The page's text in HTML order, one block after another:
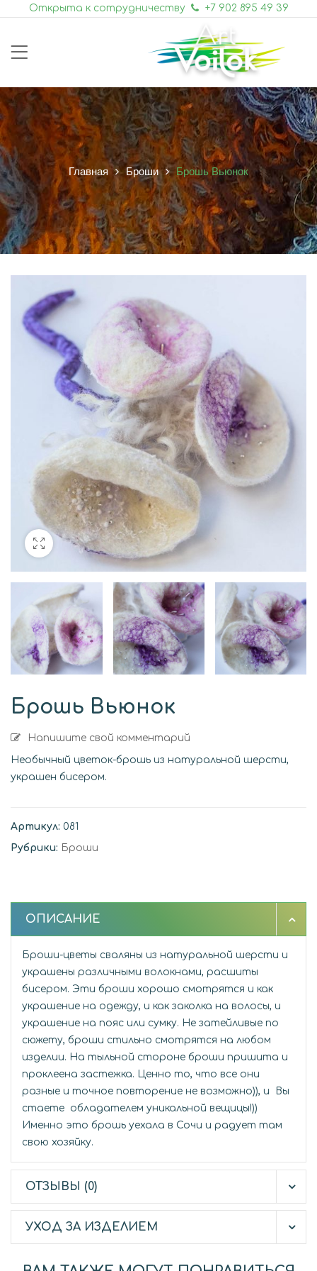
Открыта к сотрудничеству +7 902 895 49 39
Главная Броши Брошь Вьюнок
Брошь Вьюнок
Напишите свой комментарий
Необычный цветок-брошь из натуральной шерсти,
украшен бисером.
Артикул: 081
Рубрики: Броши
ОПИСАНИЕ
Броши-цветы сваляны из натуральной шерсти и
украшены различными волокнами, расшиты
бисером. Эти броши хорошо смотрятся и как
украшение на одежду, и как заколка на волосы, и
украшение на пояс или сумку. Не затейливые по
сюжету, броши стильно смотрятся на любом
изделии. На тыльной стороне броши пришита и
проклеена застежка. Ценно то, что все они
разные и точное повторение не возможно)), и Вы
стаете обладателем уникальной вещицы!))
Именно это брошь уехала в Сочи и радует там
свою хозяйку.
ОТЗЫВЫ (0)
УХОД ЗА ИЗДЕЛИЕМ